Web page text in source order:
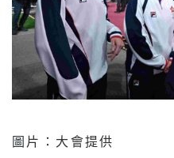
圖片：大會提供